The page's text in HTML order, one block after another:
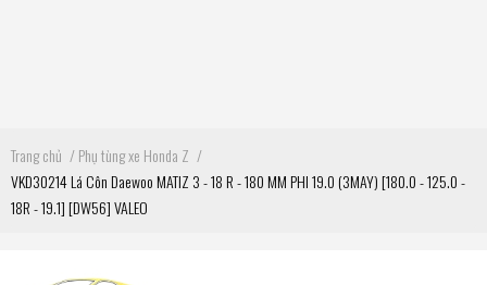
Trang chủ /Phụ tùng xe Honda Z /
VKD30214 Lá Côn Daewoo MATIZ 3 - 18 R - 180 MM PHI 19.0 (3MAY) [180.0 - 125.0 -
18R - 19.1] [DW56] VALEO